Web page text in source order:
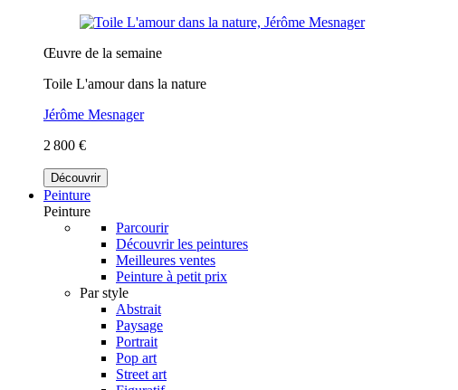
Œuvre de la semaine
Toile L'amour dans la nature
Jérôme Mesnager
2 800 €
Découvrir
Peinture
Peinture
Parcourir
Découvrir les peintures
Meilleures ventes
Peinture à petit prix
Par style
Abstrait
Paysage
Portrait
Pop art
Street art